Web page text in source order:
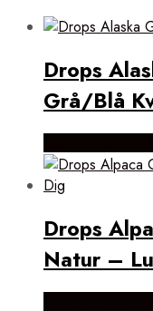
Drops
Grå/Blå
Drops
Natur –